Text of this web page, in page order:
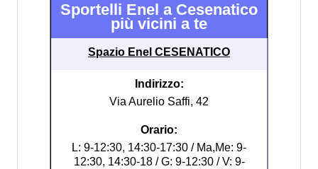
Sportelli Enel a Cesenatico
più vicini a te
Spazio Enel CESENATICO
Indirizzo:
Via Aurelio Saffi, 42
Orario:
L: 9-12:30, 14:30-17:30 / Ma,Me: 9-
12:30, 14:30-18 / G: 9-12:30 / V: 9-